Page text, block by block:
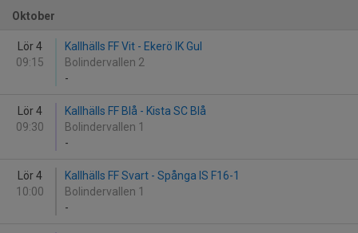
Oktober
Lör 4
09:15
Kallhälls FF Vit - Ekerö IK Gul
Bolindervallen 2
-
Lör 4
09:30
Kallhälls FF Blå - Kista SC Blå
Bolindervallen 1
-
Lör 4
10:00
Kallhälls FF Svart - Spånga IS F16-1
Bolindervallen 1
-